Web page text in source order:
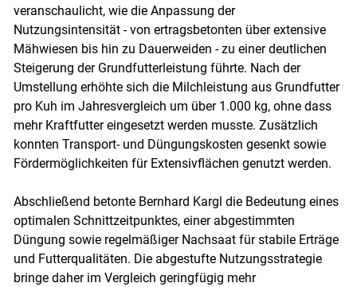
veranschaulicht, wie die Anpassung der
Nutzungsintensität - von ertragsbetonten über extensive
Mähwiesen bis hin zu Dauerweiden - zu einer deutlichen
Steigerung der Grundfutterleistung führte. Nach der
Umstellung erhöhte sich die Milchleistung aus Grundfutter
pro Kuh im Jahresvergleich um über 1.000 kg, ohne dass
mehr Kraftfutter eingesetzt werden musste. Zusätzlich
konnten Transport- und Düngungskosten gesenkt sowie
Fördermöglichkeiten für Extensivflächen genutzt werden.
Abschließend betonte Bernhard Kargl die Bedeutung eines
optimalen Schnittzeitpunktes, einer abgestimmten
Düngung sowie regelmäßiger Nachsaat für stabile Erträge
und Futterqualitäten. Die abgestufte Nutzungsstrategie
bringe daher im Vergleich geringfügig mehr